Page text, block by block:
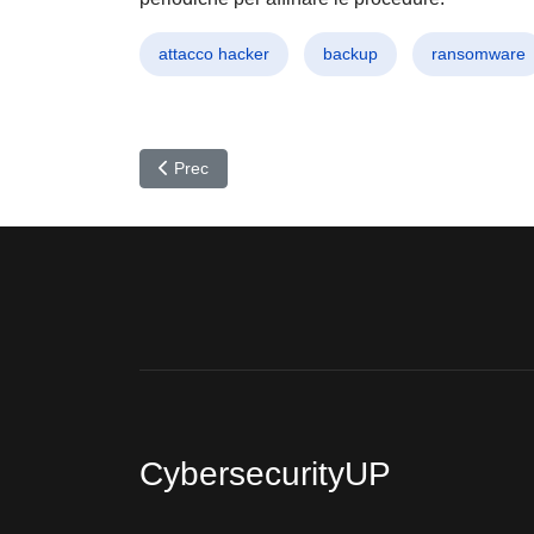
attacco hacker backup ransomware
Articolo precedente: SaaS: La Sicurezza è
Prec
CybersecurityUP